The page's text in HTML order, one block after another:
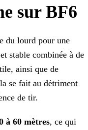
sur BF6
du lourd pour une
stable combinée à de
ainsi que de
se fait au détriment
de tir.
à 60 mètres, ce qui